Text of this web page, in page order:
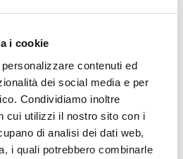
i cookie
contenuti ed
dei social media e per
Condividiamo inoltre
cui utilizzi il nostro sito con i
di analisi dei dati web,
i quali potrebbero combinarle
2 20 G 1/
2
2